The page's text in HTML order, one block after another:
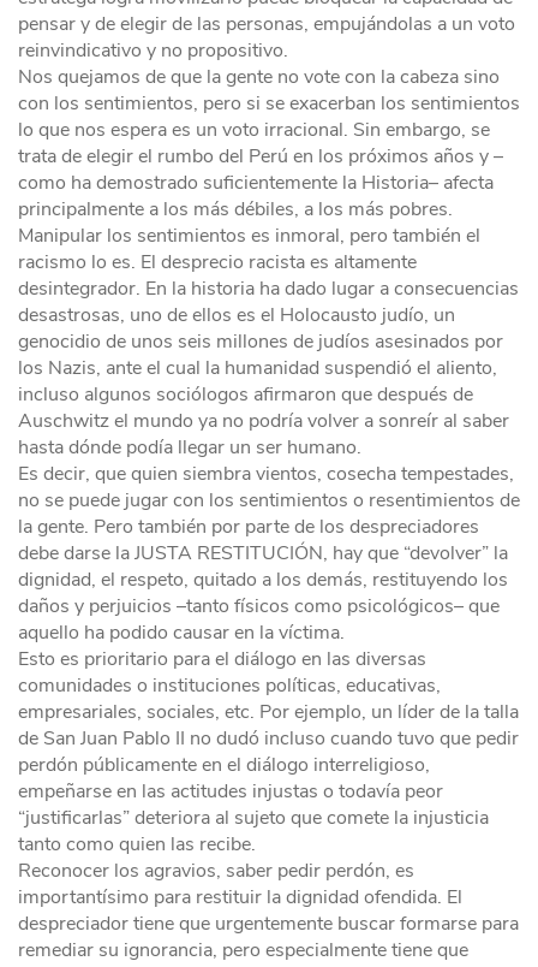
pensar y de elegir de las personas, empujándolas a un voto
reinvindicativo y no propositivo.
Nos quejamos de que la gente no vote con la cabeza sino
con los sentimientos, pero si se exacerban los sentimientos
lo que nos espera es un voto irracional. Sin embargo, se
trata de elegir el rumbo del Perú en los próximos años y –
como ha demostrado suficientemente la Historia– afecta
principalmente a los más débiles, a los más pobres.
Manipular los sentimientos es inmoral, pero también el
racismo lo es. El desprecio racista es altamente
desintegrador. En la historia ha dado lugar a consecuencias
desastrosas, uno de ellos es el Holocausto judío, un
genocidio de unos seis millones de judíos asesinados por
los Nazis, ante el cual la humanidad suspendió el aliento,
incluso algunos sociólogos afirmaron que después de
Auschwitz el mundo ya no podría volver a sonreír al saber
hasta dónde podía llegar un ser humano.
Es decir, que quien siembra vientos, cosecha tempestades,
no se puede jugar con los sentimientos o resentimientos de
la gente. Pero también por parte de los despreciadores
debe darse la JUSTA RESTITUCIÓN, hay que “devolver” la
dignidad, el respeto, quitado a los demás, restituyendo los
daños y perjuicios –tanto físicos como psicológicos– que
aquello ha podido causar en la víctima.
Esto es prioritario para el diálogo en las diversas
comunidades o instituciones políticas, educativas,
empresariales, sociales, etc. Por ejemplo, un líder de la talla
de San Juan Pablo II no dudó incluso cuando tuvo que pedir
perdón públicamente en el diálogo interreligioso,
empeñarse en las actitudes injustas o todavía peor
“justificarlas” deteriora al sujeto que comete la injusticia
tanto como quien las recibe.
Reconocer los agravios, saber pedir perdón, es
importantísimo para restituir la dignidad ofendida. El
despreciador tiene que urgentemente buscar formarse para
remediar su ignorancia, pero especialmente tiene que